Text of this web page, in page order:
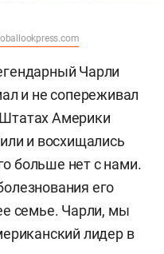
Чарли
и не сопереживал
Америки
и восхищались
больше нет с нами.
его
семье. Чарли, мы
лидер в